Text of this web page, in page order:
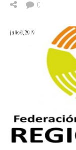
0
julio 8, 2019